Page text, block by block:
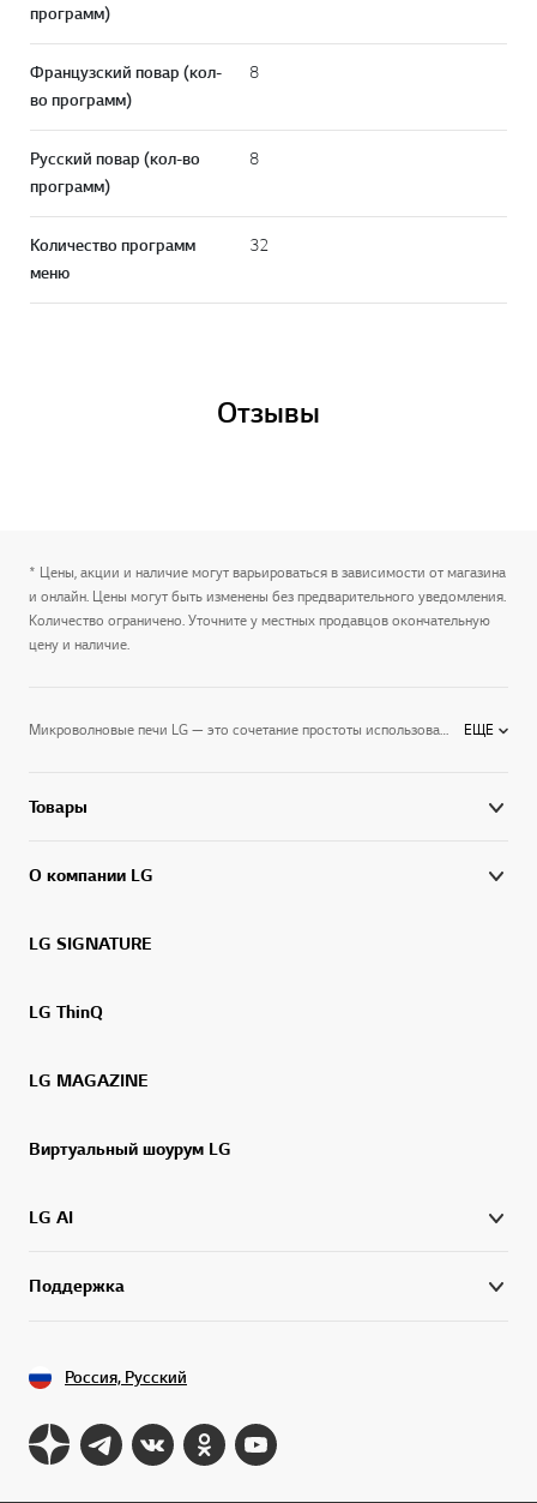
программ)
Французский повар (кол-
во программ)
8
Русский повар (кол-во
программ)
8
Количество программ
меню
32
Отзывы
* Цены, акции и наличие могут варьироваться в зависимости от магазина
и онлайн. Цены могут быть изменены без предварительного уведомления.
Количество ограничено. Уточните у местных продавцов окончательную
цену и наличие.
Микроволновые печи LG — это сочетание простоты использования и высокой мощности.Электромагнитные волны в считанные минуты нагревают и размораживают любые продукты, подогревают готовые блюда и помогают готовить оригинальные кулинарные шедевры. Вы можете выбрать компактную микроволновую печь для разморозки и разогрева готовых блюд, или подобрать микроволновку с функциями конвекции и гриля, которая вполне удачно заменяет духовку.Дизайн микроволновых печей на высоте — они хорошо впишутся в интерьер любой кухни, а информативные панели управления помогут быстро выбрать нужный режим готовки.Микроволновые печи LG превращают приготовление пищи в удовольствие и избавляют вас от кухонных хлопот. ЕЩЕ
Товары
О компании LG
LG SIGNATURE
LG ThinQ
LG MAGAZINE
Виртуальный шоурум LG
LG AI
Поддержка
Россия, Русский